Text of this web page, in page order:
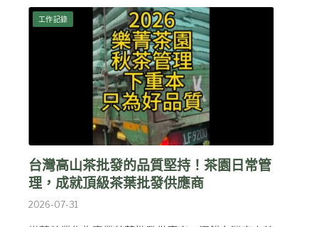
工作記錄
台灣高山茶批發的品質堅持！茶園日常管
理，成就頂級茶葉批發供應商
2026-07-31